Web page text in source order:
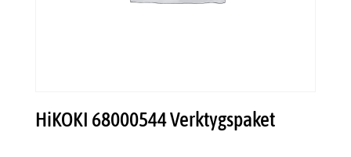
HiKOKI 68000544 Verktygspaket